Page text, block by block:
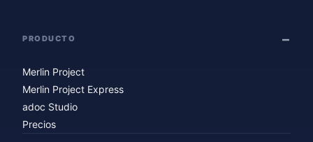
PRODUCTO
Merlin Project
Merlin Project Express
adoc Studio
Precios